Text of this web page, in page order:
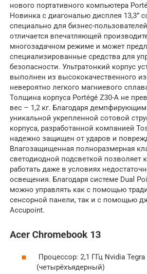
нового портативного компьютера
Новинка с диагональю дисплея 13,3”
специально для бизнес-
отличается впечатляющей
многозадачном режиме и может
специализированные средства для
безопасности. Ультратонкий корпус
выполнен из высококачественного
невероятно легкого магниевого
Толщина корпуса Portégé Z30-A не
вес – 1,2 кг. Благодаря
уникальной укрепленной сотовой
корпуса, разработанной компанией
надежно защищен от ударов и
Влагозащищенная полноразмерная
светодиодной подсветкой позволяет
работать даже в условиях
освещения. Благодаря системе Dual
можно управлять как с помощью
сенсорной панели, так и с помощью
Accupoint.
Acer Chromebook 13
Процессор: 2,1 ГГц Nvidia Tegra
(четырёхъядерный)